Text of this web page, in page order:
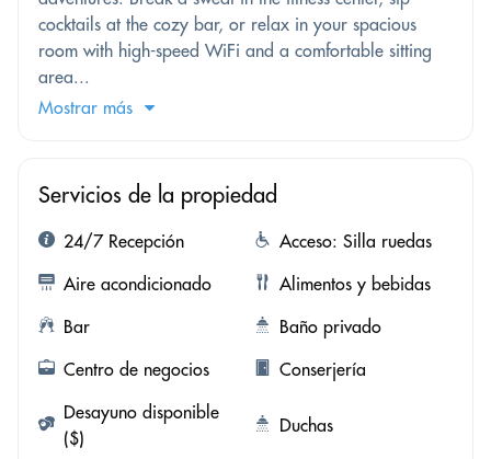
cocktails at the cozy bar, or relax in your spacious
room with high-speed WiFi and a comfortable sitting
area...
Mostrar más
Servicios de la propiedad
24/7 Recepción
Acceso: Silla ruedas
Aire acondicionado
Alimentos y bebidas
Bar
Baño privado
Centro de negocios
Conserjería
Desayuno disponible
($)
Duchas